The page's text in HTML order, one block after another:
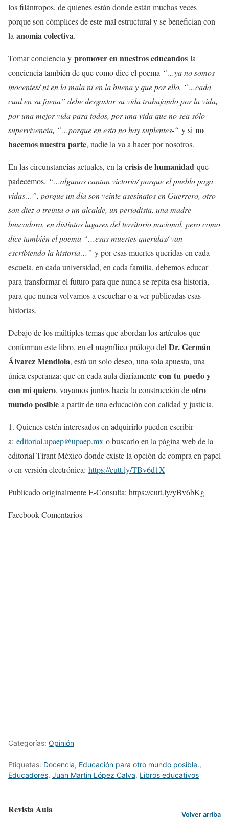
los filántropos, de quienes están donde están muchas veces
porque son cómplices de este mal estructural y se benefician con
la anomia colectiva.
Tomar conciencia y promover en nuestros educandos la
conciencia también de que como dice el poema “…ya no somos
inocentes/ ni en la mala ni en la buena y que por ello, “…cada
cual en su faena” debe desgastar su vida trabajando por la vida,
por una mejor vida para todos, por una vida que no sea sólo
supervivencia, “…porque en esto no hay suplentes-“ y si no
hacemos nuestra parte, nadie la va a hacer por nosotros.
En las circunstancias actuales, en la crisis de humanidad que
padecemos, “…algunos cantan victoria/ porque el pueblo paga
vidas…”, porque un día son veinte asesinatos en Guerrero, otro
son diez o treinta o un alcalde, un periodista, una madre
buscadora, en distintos lugares del territorio nacional, pero como
dice también el poema “…esas muertes queridas/ van
escribiendo la historia…” y por esas muertes queridas en cada
escuela, en cada universidad, en cada familia, debemos educar
para transformar el futuro para que nunca se repita esa historia,
para que nunca volvamos a escuchar o a ver publicadas esas
historias.
Debajo de los múltiples temas que abordan los artículos que
conforman este libro, en el magnífico prólogo del Dr. Germán
Álvarez Mendiola, está un solo deseo, una sola apuesta, una
única esperanza: que en cada aula diariamente con tu puedo y
con mi quiero, vayamos juntos hacia la construcción de otro
mundo posible a partir de una educación con calidad y justicia.
1. Quienes estén interesados en adquirirlo pueden escribir
a: editorial.upaep@upaep.mx o buscarlo en la página web de la
editorial Tirant México donde existe la opción de compra en papel
o en versión electrónica: https://cutt.ly/TBv6d1X
Publicado originalmente E-Consulta: https://cutt.ly/yBv6bKg
Facebook Comentarios
Categorías: Opinión
Etiquetas: Docencia, Educación para otro mundo posible.,
Educadores, Juan Martin López Calva, Libros educativos
Revista Aula Volver arriba